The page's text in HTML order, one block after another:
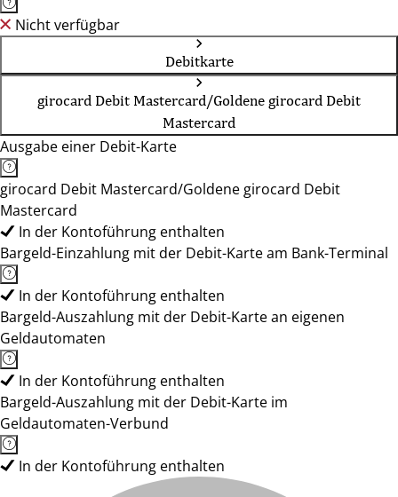
Nicht verfügbar
Debitkarte
girocard Debit Mastercard/Goldene girocard Debit
Mastercard
Ausgabe einer Debit-Karte
girocard Debit Mastercard/Goldene girocard Debit
Mastercard
In der Kontoführung enthalten
Bargeld-Einzahlung mit der Debit-Karte am Bank-Terminal
In der Kontoführung enthalten
Bargeld-Auszahlung mit der Debit-Karte an eigenen
Geldautomaten
In der Kontoführung enthalten
Bargeld-Auszahlung mit der Debit-Karte im
Geldautomaten-Verbund
In der Kontoführung enthalten